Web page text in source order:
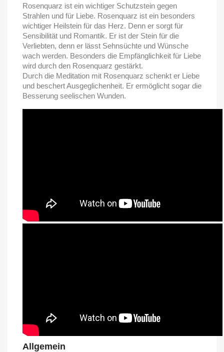
Rosenquarz ist ein wichtiger Schutzstein gegen
Strahlen und für Liebe. Rosenquarz ist ein besonders
wichtiger Heilstein für das Herz. Denn er sorgt für
Sensibilität und Romantik. Er ist der Stein für die
Verliebten, denn er lässt Sehnsüchte und Wünsche
wach werden. Besonders die Empfänglichkeit für Liebe
wird durch den Rosenquarz gestärkt.
Durch die Meditation mit Rosenquarz schenkt er Liebe
und beschert Ausgeglichenheit. Er ermöglicht sogar die
Besserung seelischen Wunden.
Allgemein